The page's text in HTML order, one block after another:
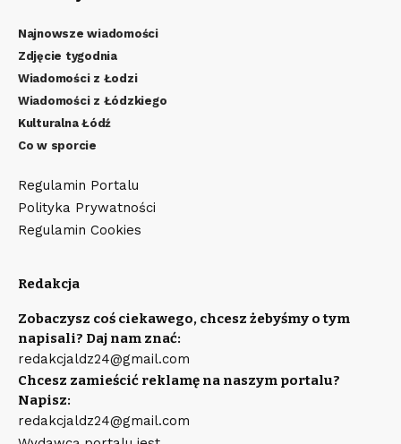
Najnowsze wiadomości
Zdjęcie tygodnia
Wiadomości z Łodzi
Wiadomości z Łódzkiego
Kulturalna Łódź
Co w sporcie
Regulamin Portalu
Polityka Prywatności
Regulamin Cookies
Redakcja
Zobaczysz coś ciekawego, chcesz żebyśmy o tym
napisali? Daj nam znać:
redakcjaldz24@gmail.com
Chcesz zamieścić reklamę na naszym portalu?
Napisz:
redakcjaldz24@gmail.com